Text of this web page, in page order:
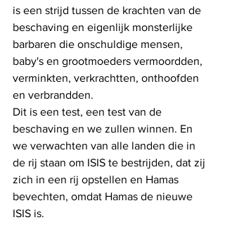
is een strijd tussen de krachten van de
beschaving en eigenlijk monsterlijke
barbaren die onschuldige mensen,
baby's en grootmoeders vermoordden,
verminkten, verkrachtten, onthoofden
en verbrandden.
Dit is een test, een test van de
beschaving en we zullen winnen. En
we verwachten van alle landen die in
de rij staan ​​om ISIS te bestrijden, dat zij
zich in een rij opstellen en Hamas
bevechten, omdat Hamas de nieuwe
ISIS is.